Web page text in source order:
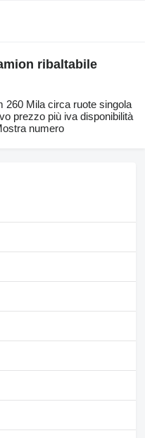
ribaltabile
260 Mila circa ruote singola
prezzo più iva disponibilità
numero